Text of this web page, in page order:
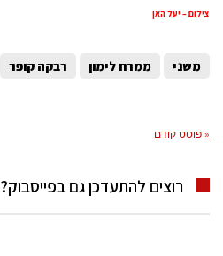
צילום – יעל האן
משני ממרח לימון רבקה קופר
« פוסט קודם
רוצים להתעדכן גם בפייסבוק?